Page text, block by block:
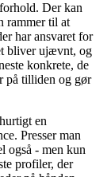
Der kan
rammer til at
har ansvaret for
bliver ujævnt, og
konkrete, de
på tilliden og gør
en
Presser man
også - men kun
profiler, der